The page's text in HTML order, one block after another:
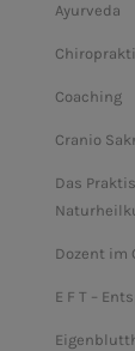
Ayurveda
Coaching
Cranio
Das
Dozent im
E F T –